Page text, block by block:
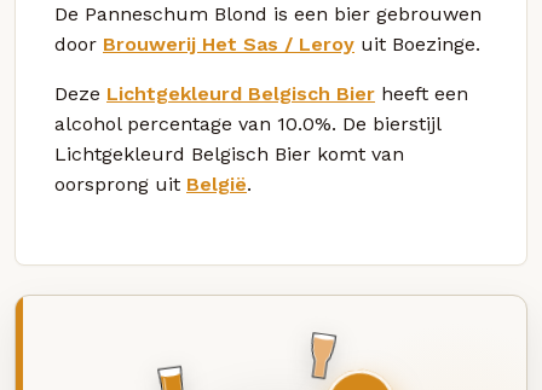
De Panneschum Blond is een bier gebrouwen
door Brouwerij Het Sas / Leroy uit Boezinge.
Deze Lichtgekleurd Belgisch Bier heeft een
alcohol percentage van 10.0%. De bierstijl
Lichtgekleurd Belgisch Bier komt van
oorsprong uit België.